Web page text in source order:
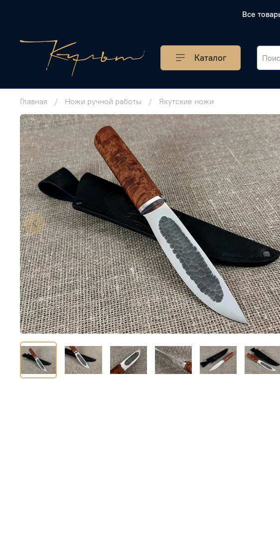
Все
Каталог
Главная Ножи ручной работы Якутские ножи